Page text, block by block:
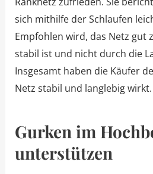
sich mithilfe der Schlaufen
Empfohlen wird, das Netz gut
stabil ist und nicht durch die
Insgesamt haben die Käufer
Netz stabil und langlebig wirkt.
Gurken im
unterstützen